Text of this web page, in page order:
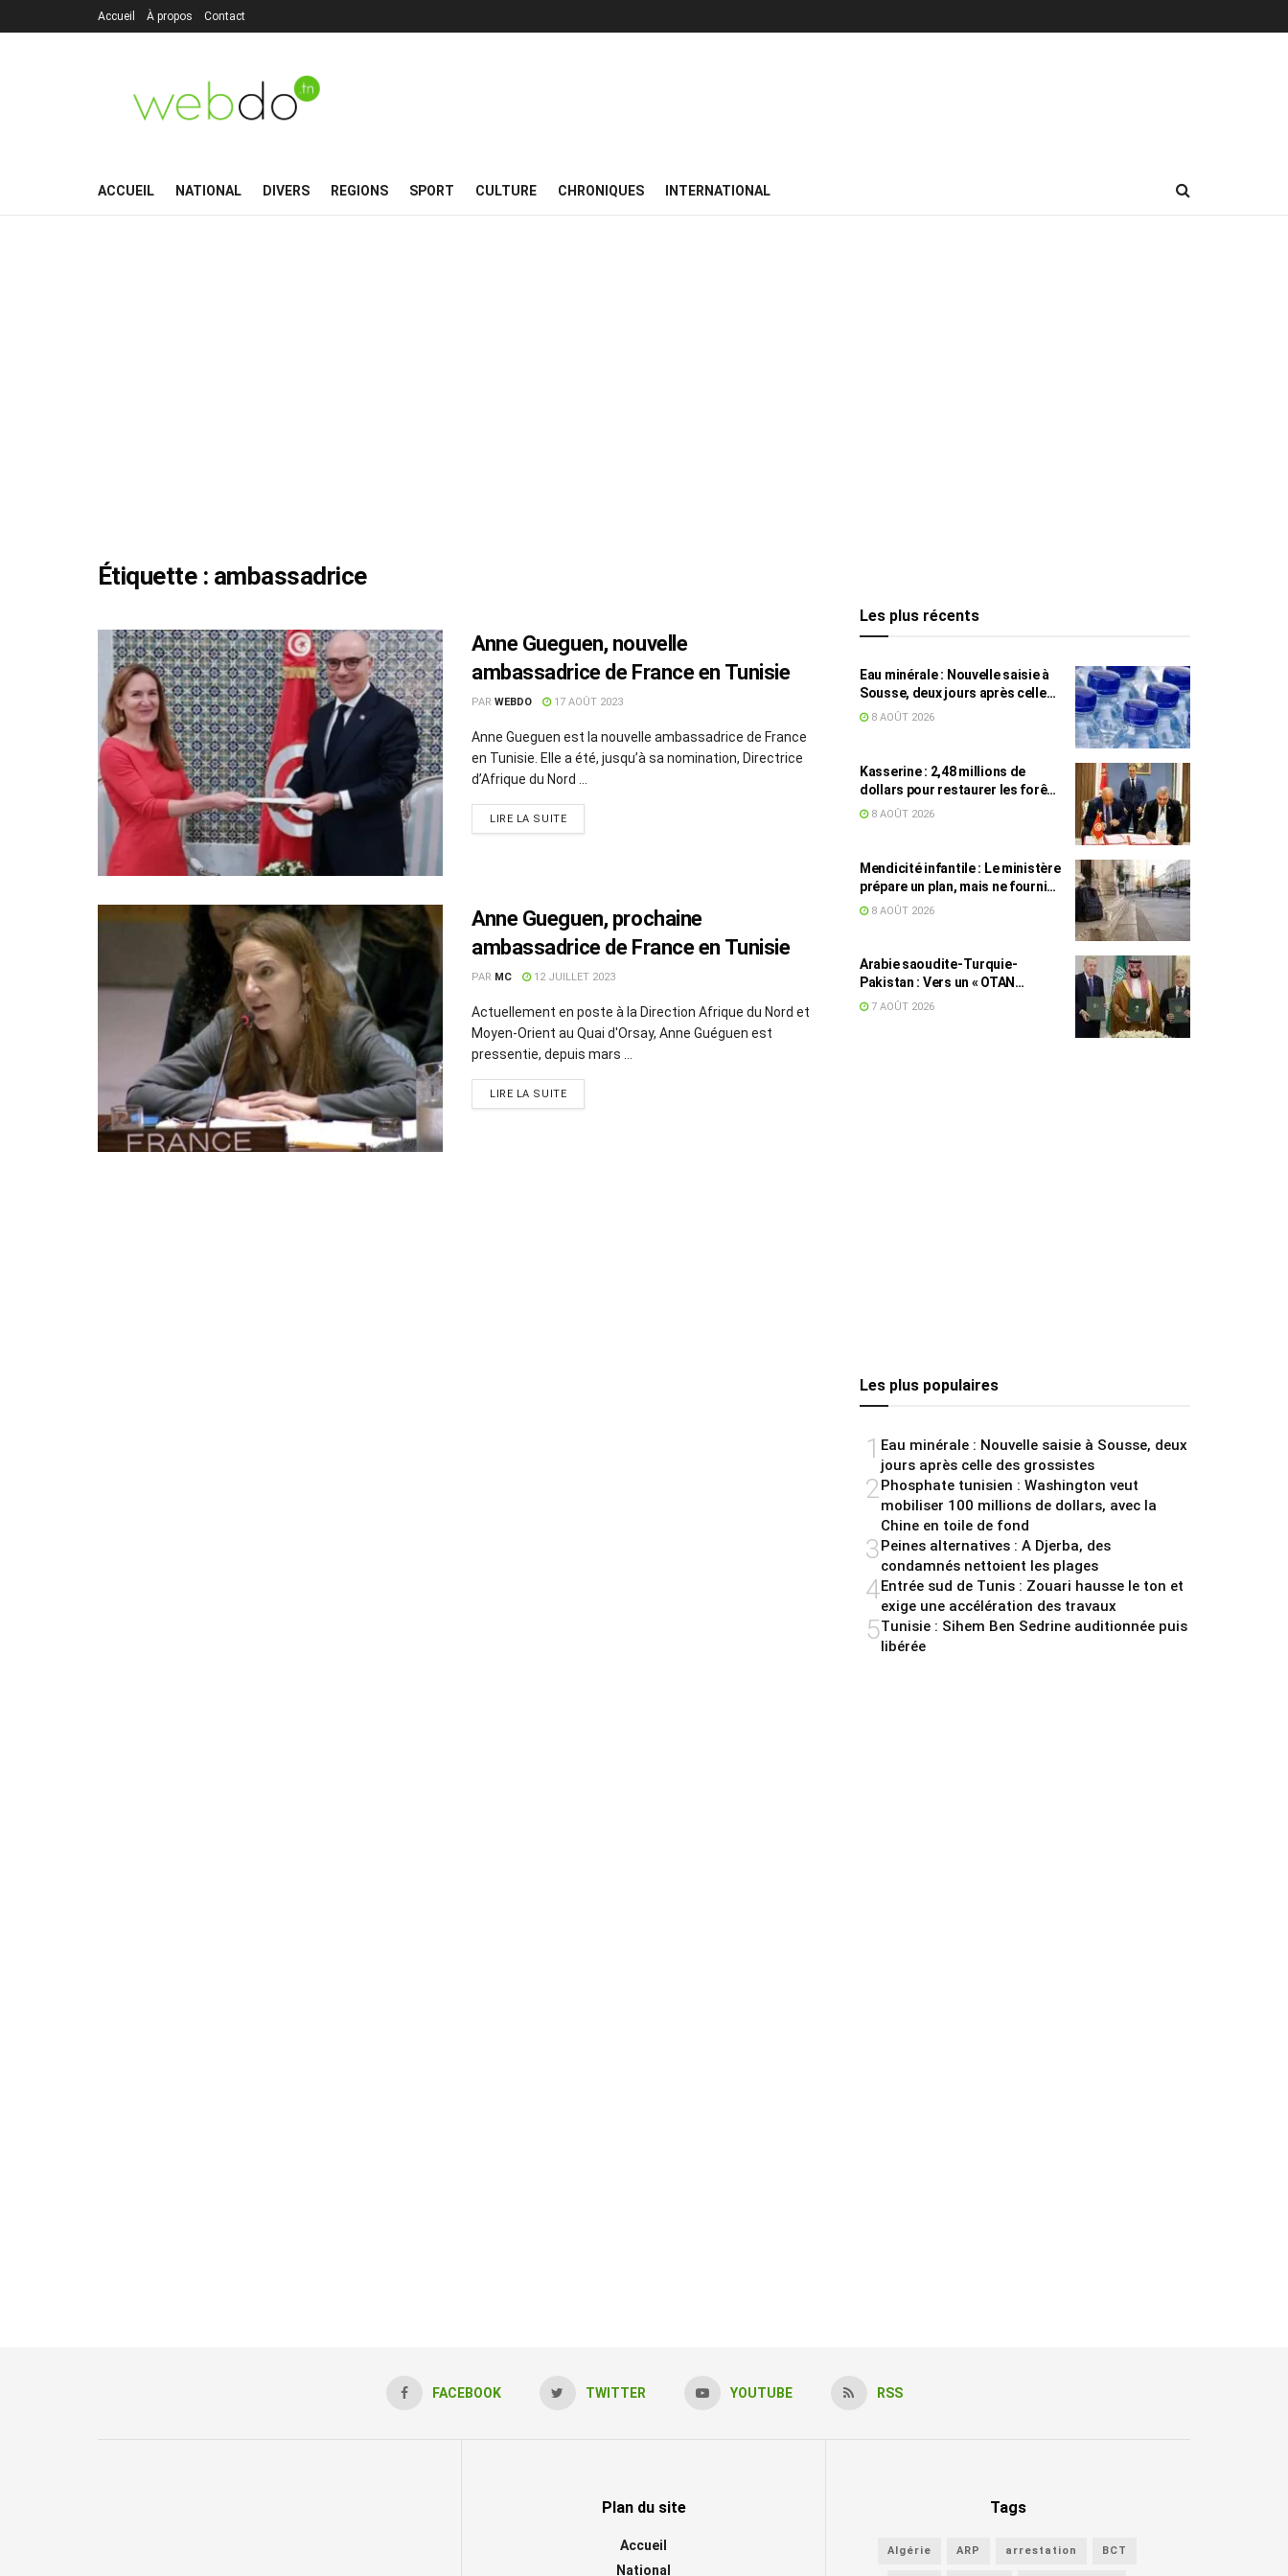
Accueil À propos Contact
ACCUEIL NATIONAL DIVERS REGIONS SPORT CULTURE CHRONIQUES INTERNATIONAL
Étiquette : ambassadrice
Anne Gueguen, nouvelle
ambassadrice de France en Tunisie
PAR WEBDO 17 AOÛT 2023
Anne Gueguen est la nouvelle ambassadrice de France
en Tunisie. Elle a été, jusqu’à sa nomination, Directrice
d’Afrique du Nord ...
LIRE LA SUITE
Anne Gueguen, prochaine
ambassadrice de France en Tunisie
PAR MC 12 JUILLET 2023
Actuellement en poste à la Direction Afrique du Nord et
Moyen-Orient au Quai d'Orsay, Anne Guéguen est
pressentie, depuis mars ...
LIRE LA SUITE
Les plus récents
Eau minérale : Nouvelle saisie à
Sousse, deux jours après celle
des grossistes
8 AOÛT 2026
Kasserine : 2,48 millions de
dollars pour restaurer les forêts
de pin d’Alep
8 AOÛT 2026
Mendicité infantile : Le ministère
prépare un plan, mais ne fournit
toujours aucun chiffre
8 AOÛT 2026
Arabie saoudite-Turquie-
Pakistan : Vers un « OTAN
islamique » ?
7 AOÛT 2026
Les plus populaires
1 Eau minérale : Nouvelle saisie à Sousse, deux
jours après celle des grossistes
2Phosphate tunisien : Washington veut
mobiliser 100 millions de dollars, avec la
Chine en toile de fond
3Peines alternatives : A Djerba, des
condamnés nettoient les plages
4Entrée sud de Tunis : Zouari hausse le ton et
exige une accélération des travaux
5Tunisie : Sihem Ben Sedrine auditionnée puis
libérée
FACEBOOK TWITTER YOUTUBE RSS
Plan du site
Accueil
National
Tags
Algérie ARP arrestation BCT